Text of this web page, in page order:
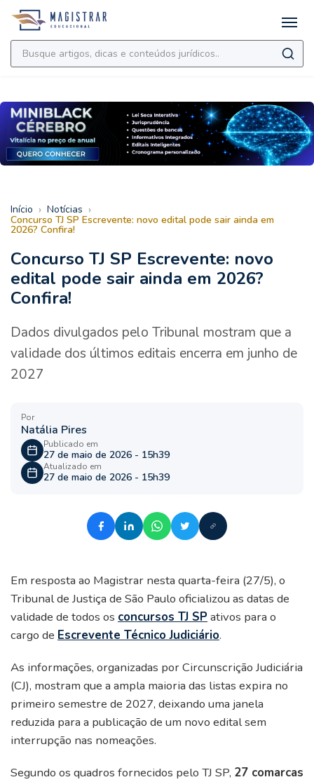
Início › Notícias ›
Concurso TJ SP Escrevente: novo edital pode sair ainda em
2026? Confira!
Concurso TJ SP Escrevente: novo
edital pode sair ainda em 2026?
Confira!
Dados divulgados pelo Tribunal mostram que a
validade dos últimos editais encerra em junho de
2027
Por
Natália Pires
Publicado em
27 de maio de 2026 - 15h39
Atualizado em
27 de maio de 2026 - 15h39
Em resposta ao Magistrar nesta quarta-feira (27/5), o
Tribunal de Justiça de São Paulo oficializou as datas de
validade de todos os concursos TJ SP ativos para o
cargo de Escrevente Técnico Judiciário.
As informações, organizadas por Circunscrição Judiciária
(CJ), mostram que a ampla maioria das listas expira no
primeiro semestre de 2027, deixando uma janela
reduzida para a publicação de um novo edital sem
interrupção nas nomeações.
Segundo os quadros fornecidos pelo TJ SP, 27 comarcas